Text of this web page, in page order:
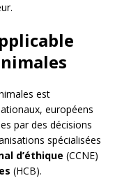
est
européens
par des décisions
spécialisées
d’éthique (CCNE)
(HCB).